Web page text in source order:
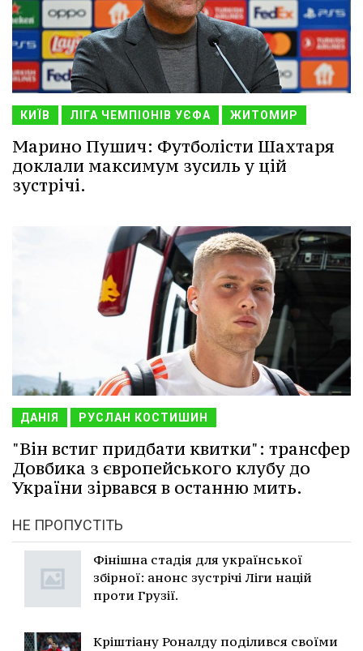
КИЇВ ЛІГА ЧЕМПІОНІВ УЄФА ЖИТОМИР
Марино Пушич: Футболісти Шахтаря
доклали максимум зусиль у цій
зустрічі.
ДАНІЯ РУСЛАН КОСТИШИН
"Він встиг придбати квитки": трансфер
Довбика з європейського клубу до
України зірвався в останню мить.
НЕ ПРОПУСТІТЬ
Фінішна стадія для української
збірної: анонс зустрічі Ліги націй
проти Грузії.
Кріштіану Роналду поділився своїми